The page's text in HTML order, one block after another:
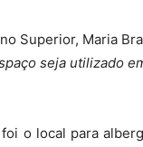
Superior, Maria
seja utilizado
o local para